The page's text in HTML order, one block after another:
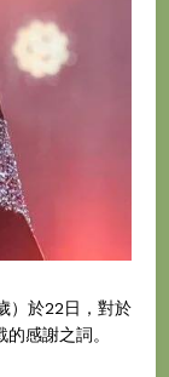
）於22日，對於
感謝之詞。